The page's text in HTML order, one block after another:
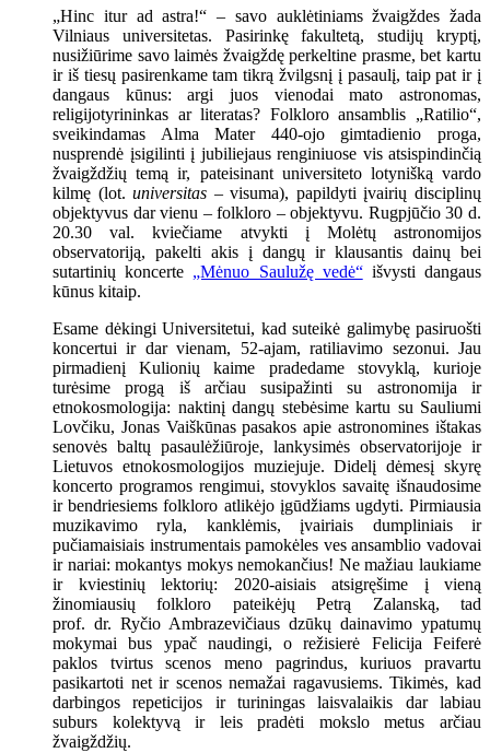
„Hinc itur ad astra!“ – savo auklėtiniams žvaigždes žada
Vilniaus universitetas. Pasirinkę fakultetą, studijų kryptį,
nusižiūrime savo laimės žvaigždę perkeltine prasme, bet kartu
ir iš tiesų pasirenkame tam tikrą žvilgsnį į pasaulį, taip pat ir į
dangaus kūnus: argi juos vienodai mato astronomas,
religijotyrininkas ar literatas? Folkloro ansamblis „Ratilio“,
sveikindamas Alma Mater 440-ojo gimtadienio proga,
nusprendė įsigilinti į jubiliejaus renginiuose vis atsispindinčią
žvaigždžių temą ir, pateisinant universiteto lotynišką vardo
kilmę (lot.universitas – visuma), papildyti įvairių disciplinų
objektyvus dar vienu – folkloro – objektyvu. Rugpjūčio 30 d.
20.30 val. kviečiame atvykti į Molėtų astronomijos
observatoriją, pakelti akis į dangų ir klausantis dainų bei
sutartinių koncerte „Mėnuo Saulužę vedė“išvysti dangaus
kūnus kitaip.
Esame dėkingi Universitetui, kad suteikė galimybę pasiruošti
koncertui ir dar vienam, 52-ajam, ratiliavimo sezonui. Jau
pirmadienį Kulionių kaime pradedame stovyklą, kurioje
turėsime progą iš arčiau susipažinti su astronomija ir
etnokosmologija: naktinį dangų stebėsime kartu su Sauliumi
Lovčiku, Jonas Vaiškūnas pasakos apie astronomines ištakas
senovės baltų pasaulėžiūroje, lankysimės observatorijoje ir
Lietuvos etnokosmologijos muziejuje. Didelį dėmesį skyrę
koncerto programos rengimui, stovyklos savaitę išnaudosime
ir bendriesiems folkloro atlikėjo įgūdžiams ugdyti. Pirmiausia
muzikavimo ryla, kanklėmis, įvairiais dumpliniais ir
pučiamaisiais instrumentais pamokėles ves ansamblio vadovai
ir nariai: mokantys mokys nemokančius! Ne mažiau laukiame
ir kviestinių lektorių: 2020-aisiais atsigręšime į vieną
žinomiausių folkloro pateikėjų Petrą Zalanską, tad
prof. dr. Ryčio Ambrazevičiaus dzūkų dainavimo ypatumų
mokymai bus ypač naudingi, o režisierė Felicija Feiferė
paklos tvirtus scenos meno pagrindus, kuriuos pravartu
pasikartoti net ir scenos nemažai ragavusiems. Tikimės, kad
darbingos repeticijos ir turiningas laisvalaikis dar labiau
suburs kolektyvą ir leis pradėti mokslo metus arčiau
žvaigždžių.